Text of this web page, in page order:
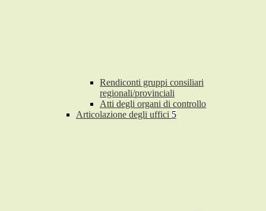
Rendiconti gruppi consiliari
regionali/provinciali
Atti degli organi di controllo
Articolazione degli uffici 5